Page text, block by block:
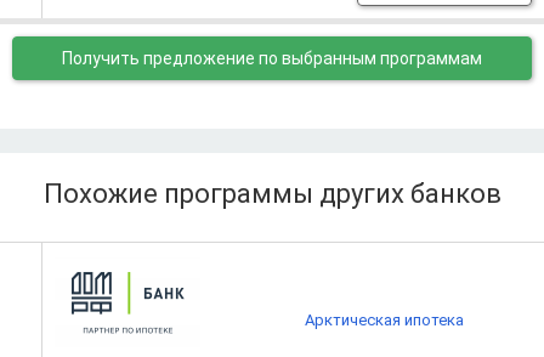
Получить предложение по выбранным программам
Похожие программы других банков
Арктическая ипотека